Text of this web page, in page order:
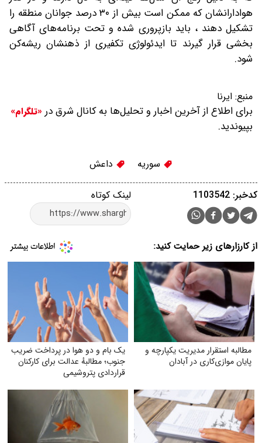
هوادارانشان که ممکن است بیش از ۳۰ درصد جوانان منطقه را
تشکیل دهند ، باید بازپروری شده و تحت برنامه‌های آگاهی
بخشی قرار گیرند تا ایدئولوژی تکفیری از ذهنشان ریشه‌کن
شود.
منبع: ایرنا
برای اطلاع از آخرین اخبار و تحلیل‌ها به کانال شرق در «تلگرام»
بپیوندید.
سوریه داعش
لینک کوتاه کدخبر: 1103542
از کارزارهای زیر حمایت کنید:
مطالبه استقرار مدیریت یکپارچه و
پایان موازی‌کاری در آبادان
یک بام و دو هوا در پرداخت ضریب
جنوب؛ مطالبهٔ عدالت برای کارکنان
قراردادی پتروشیمی